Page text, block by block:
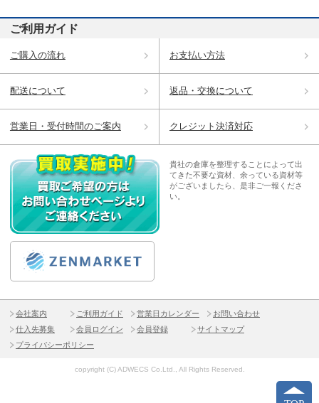
ご利用ガイド
ご購入の流れ お支払い方法
配送について 返品・交換について
営業日・受付時間のご案内 クレジット決済対応
貴社の倉庫を整理することによって出
てきた不要な資材、余っている資材等
がございましたら、是非ご一報くださ
い。
会社案内 ご利用ガイド 営業日カレンダー
お問い合わせ
仕入先募集
会員ログイン 会員登録
サイトマップ
プライバシーポリシー
copyright (C) ADWECS Co.Ltd., All Rights Reserved.